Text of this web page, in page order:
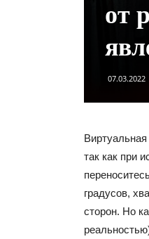
от
07.03.2022
так как при
градусов,
сторон. Но